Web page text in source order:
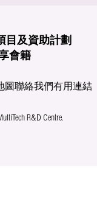
目及資助計劃
會籍
圖聯絡我們有用連結
R&D Centre.